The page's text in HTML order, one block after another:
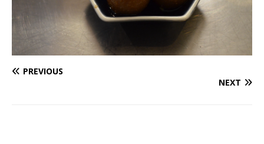
PREVIOUS
NEXT